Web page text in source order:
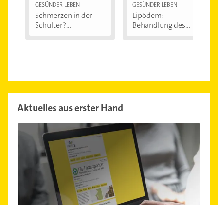
GESÜNDER LEBEN
Schmerzen in der
Schulter?
GESÜNDER LEBEN
Lipödem:
Behandlung des
Aktuelles aus erster Hand